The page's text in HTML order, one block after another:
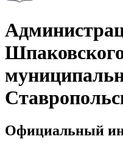
Официальный